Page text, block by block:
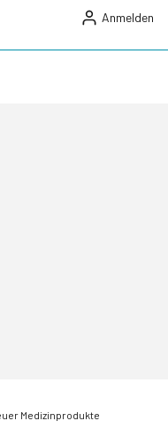
Anmelden
Medizinprodukte